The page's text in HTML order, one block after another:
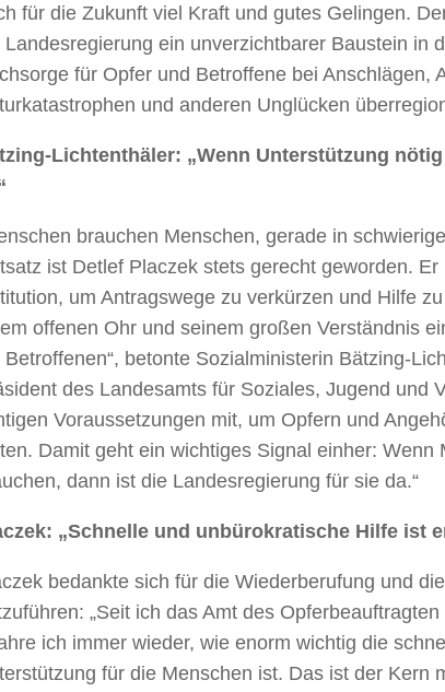
für die Zukunft viel Kraft und gutes Gelingen.
Landesregierung ein unverzichtbarer Baustein in
für Opfer und Betroffene bei Anschlägen,
und anderen Unglücken
Lichtenthäler: „Wenn Unterstützung
brauchen Menschen, gerade in
ist Detlef Placzek stets gerecht geworden.
um Antragswege zu verkürzen und Hilfe
offenen Ohr und seinem großen Verständnis
Betroffenen“, betonte Sozialministerin Bätzing-
des Landesamts für Soziales, Jugend und
Voraussetzungen mit, um Opfern und
Damit geht ein wichtiges Signal einher: Wenn
dann ist die Landesregierung für sie da.“
„Schnelle und unbürokratische Hilfe ist
bedankte sich für die Wiederberufung und
„Seit ich das Amt des
ich immer wieder, wie enorm wichtig die
für die Menschen ist. Das ist der Kern